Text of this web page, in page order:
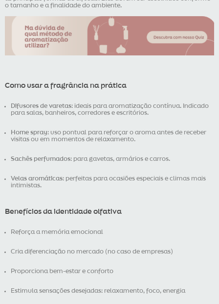
o tamanho e a finalidade do ambiente.
Como usar a fragrância na prática
Difusores de varetas: ideais para aromatização contínua. Indicado
para salas, banheiros, corredores e escritórios.
Home spray: uso pontual para reforçar o aroma antes de receber
visitas ou em momentos de relaxamento.
Sachês perfumados: para gavetas, armários e carros.
Velas aromáticas: perfeitas para ocasiões especiais e climas mais
intimistas.
Benefícios da identidade olfativa
Reforça a memória emocional
Cria diferenciação no mercado (no caso de empresas)
Proporciona bem-estar e conforto
Estimula sensações desejadas: relaxamento, foco, energia